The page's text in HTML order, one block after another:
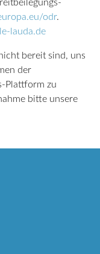
odr.
lauda.de
bereit sind, uns
der
Plattform zu
bitte unsere